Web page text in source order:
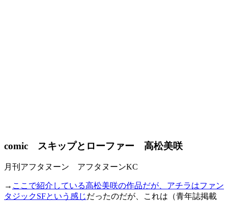
comic スキップとローファー 高松美咲
月刊アフタヌーン アフタヌーンKC
→ ここで紹介している高松美咲の作品だが、アチラはファン
タジックSFという感じだったのだが、これは（青年誌掲載